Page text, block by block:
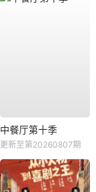
中餐厅第十季
更新至第20260807期